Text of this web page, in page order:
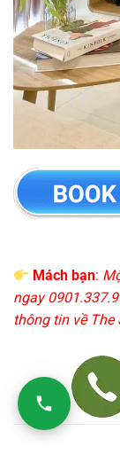
Mách bạn:
ngay
thông tin về The